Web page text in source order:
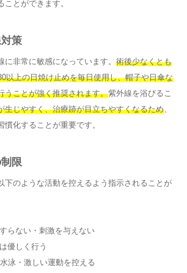
ことができます。
策
非常に敏感になっています。 術後少なくとも
以上の日焼け止めを毎日使用し、帽子や日傘な
うことが強く推奨されます。紫外線を浴びるこ
生じやすく、治療跡が目立ちやすくなるため、
慣化することが重要です。
限
下のような活動を控えるよう指示されることが
らない・刺激を与えない
優しく行う
泳・激しい運動を控える